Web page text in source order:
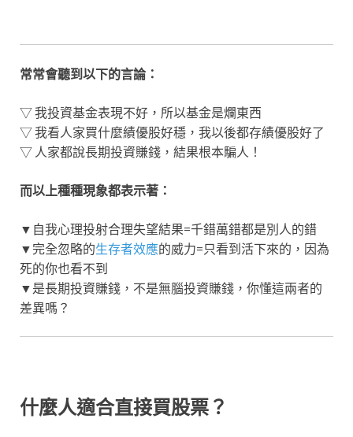
常常會聽到以下的言論：
▽ 我投資基金表現不好，所以基金是爛東西
▽ 我看人家買什麼績優股好穩，我以後都存績優股好了
▽ 人家都說長期投資賺錢，結果根本騙人！
而以上種種現象都表示著：
▼自我心理投射合理失望結果=千錯萬錯都是別人的錯
▼完全忽略的生存者效應的威力=只看到活下來的，因為
死的你也看不到
▼是長期投資賺錢，不是無腦投資賺錢，你懂這兩者的
差異嗎？
什麼人適合直接買股票？